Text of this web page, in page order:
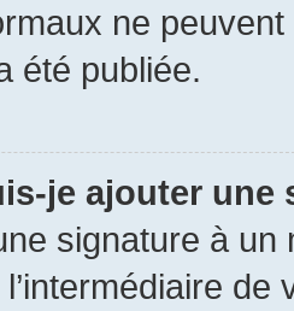
ne
été publiée.
je ajouter une
signature à un